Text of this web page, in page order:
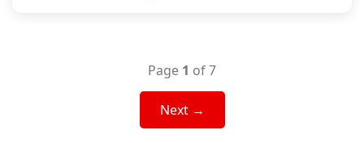
Page 1 of 7
Next →